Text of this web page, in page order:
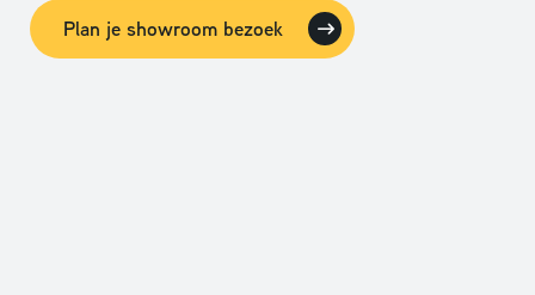
Plan je showroom bezoek